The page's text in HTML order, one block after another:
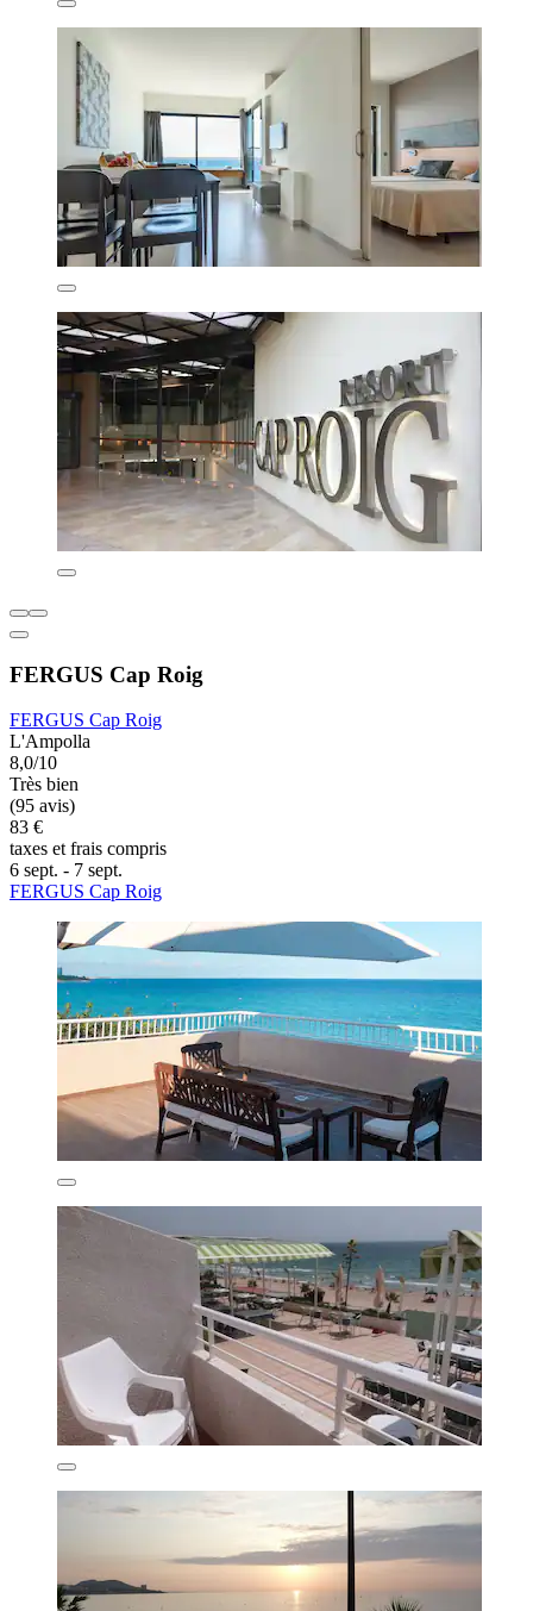
FERGUS Cap Roig
FERGUS Cap Roig
L'Ampolla
8,0/10
Très bien
(95 avis)
83 €
taxes et frais compris
6 sept. - 7 sept.
FERGUS Cap Roig